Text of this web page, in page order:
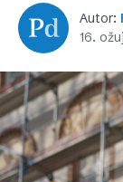
Autor:
16.